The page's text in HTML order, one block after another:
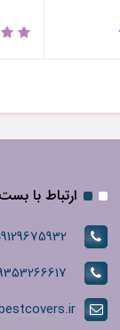
ارتباط با